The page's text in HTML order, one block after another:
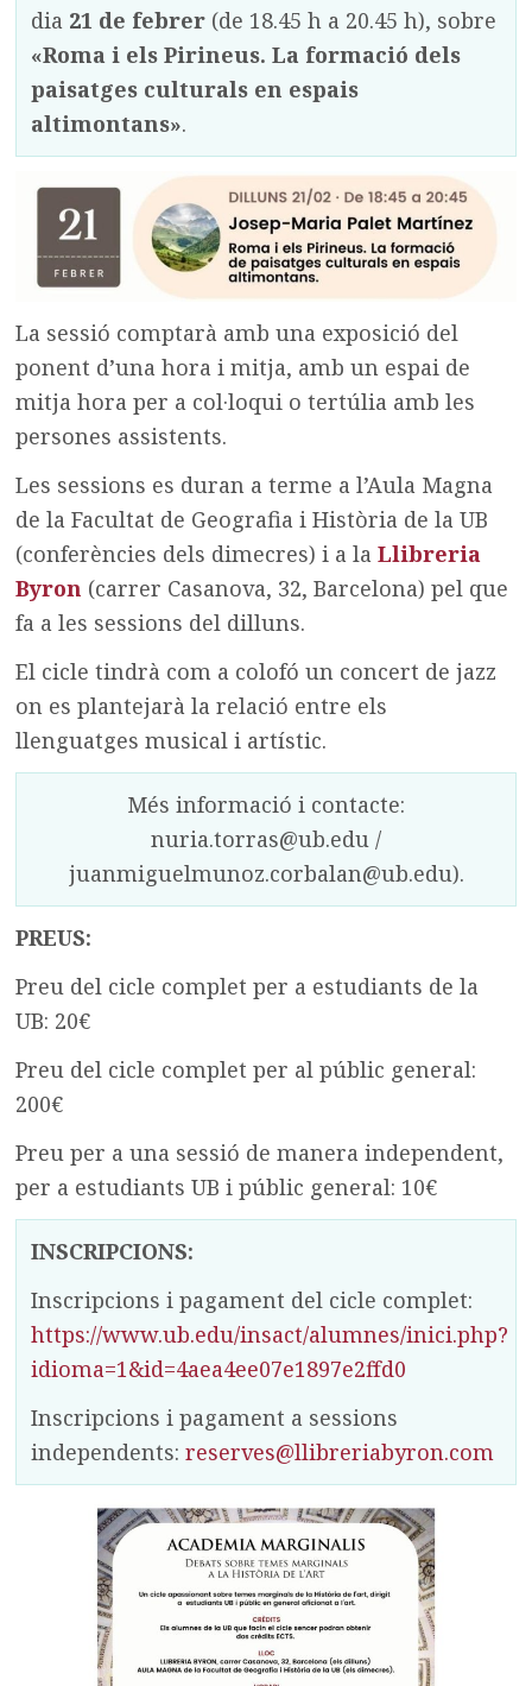
dia 21 de febrer (de 18.45 h a 20.45 h), sobre
«Roma i els Pirineus. La formació dels
paisatges culturals en espais
altimontans».
La sessió comptarà amb una exposició del
ponent d’una hora i mitja, amb un espai de
mitja hora per a col·loqui o tertúlia amb les
persones assistents.
Les sessions es duran a terme a l’Aula Magna
de la Facultat de Geografia i Història de la UB
(conferències dels dimecres) i a laLlibreria
Byron (carrer Casanova, 32, Barcelona) pel que
fa a les sessions del dilluns.
El cicle tindrà com a colofó un concert de jazz
on es plantejarà la relació entre els
llenguatges musical i artístic.
Més informació i contacte:
nuria.torras@ub.edu /
juanmiguelmunoz.corbalan@ub.edu).
PREUS:
Preu del cicle complet per a estudiants de la
UB: 20€
Preu del cicle complet per al públic general:
200€
Preu per a una sessió de manera independent,
per a estudiants UB i públic general: 10€
INSCRIPCIONS:
Inscripcions i pagament del cicle complet:
https://www.ub.edu/insact/alumnes/inici.php?
idioma=1&id=4aea4ee07e1897e2ffd0
Inscripcions i pagament a sessions
independents:reserves@llibreriabyron.com